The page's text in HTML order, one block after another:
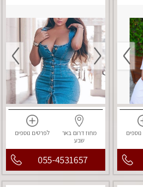
נוספים מחוז דרוםבאר
שבע
לפרטים נוספים
055-4531657